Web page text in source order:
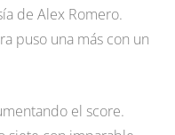
de Alex Romero.
puso una más con un
el score.